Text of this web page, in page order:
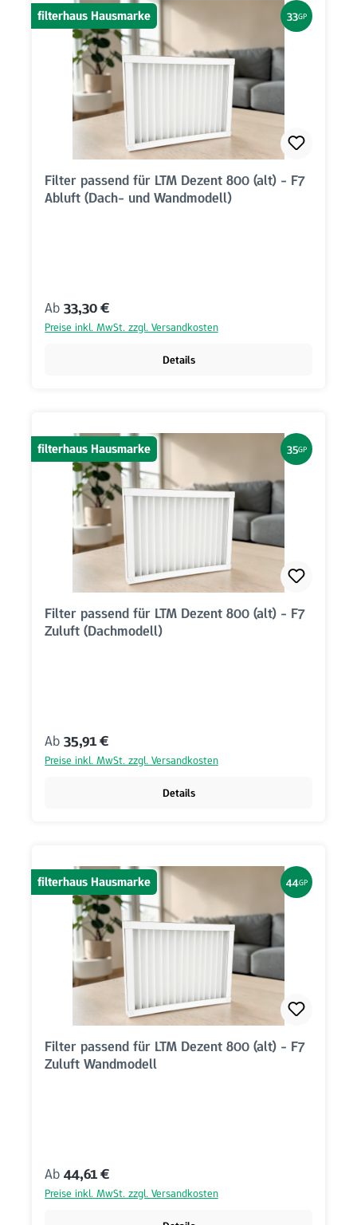
filterhaus Hausmarke 33GP
Filter passend für LTM Dezent 800 (alt) - F7
Abluft (Dach- und Wandmodell)
Regulärer Preis:
Ab 33,30 €
Preise inkl. MwSt. zzgl. Versandkosten
Details
filterhaus Hausmarke 35GP
Filter passend für LTM Dezent 800 (alt) - F7
Zuluft (Dachmodell)
Regulärer Preis:
Ab 35,91 €
Preise inkl. MwSt. zzgl. Versandkosten
Details
filterhaus Hausmarke 44GP
Filter passend für LTM Dezent 800 (alt) - F7
Zuluft Wandmodell
Regulärer Preis:
Ab 44,61 €
Preise inkl. MwSt. zzgl. Versandkosten